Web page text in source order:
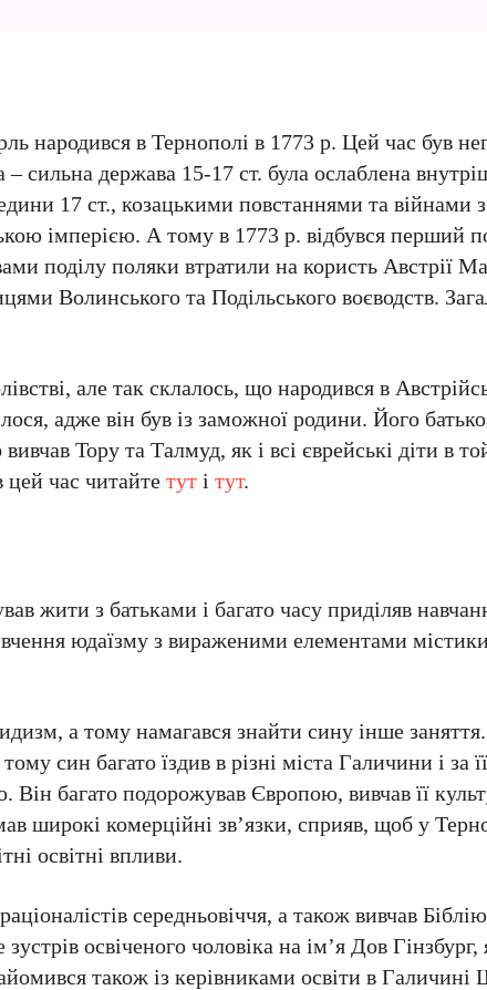
народився в Тернополі в 1773 р. Цей час був
– сильна держава 15-17 ст. була ослаблена
17 ст., козацькими повстаннями та війнами
імперією. А тому в 1773 р. відбувся перший
поділу поляки втратили на користь Австрії
Волинського та Подільського воєводств.
але так склалось, що народився в
адже він був із заможної родини. Його
Тору та Талмуд, як і всі єврейські діти в
цей час читайте тут і тут.
жити з батьками і багато часу приділяв
юдаїзму з вираженими елементами містики
а тому намагався знайти сину інше
син багато їздив в різні міста Галичини і за
Він багато подорожував Європою, вивчав її
широкі комерційні зв’язки, сприяв, щоб у
освітні впливи.
середньовіччя, а також вивчав
освіченого чоловіка на ім’я Дов
також із керівниками освіти в